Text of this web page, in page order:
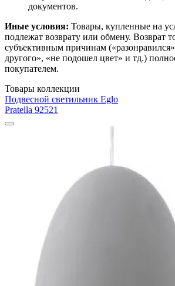
документов.
Иные условия: Товары, купленные на
подлежат возврату или обмену. Возврат
субъективным причинам
другого», «не подошел цвет» и тд.)
покупателем.
Товары коллекции
Подвесной светильник Eglo
Pratella 92521